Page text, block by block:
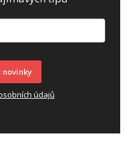
novinky
údajů